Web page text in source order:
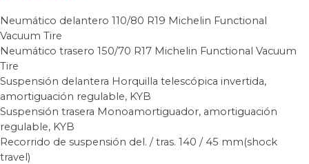
Neumático delantero 110/80 R19 Michelin Functional
Vacuum Tire
Neumático trasero 150/70 R17 Michelin Functional Vacuum
Tire
Suspensión delantera Horquilla telescópica invertida,
amortiguación regulable, KYB
Suspensión trasera Monoamortiguador, amortiguación
regulable, KYB
Recorrido de suspensión del. / tras. 140 / 45 mm(shock
travel)